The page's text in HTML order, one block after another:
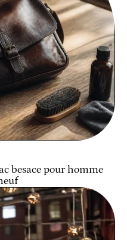
besace pour homme